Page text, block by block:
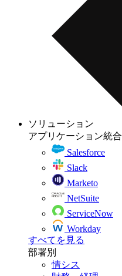
ソリューション
アプリケーション統合
Salesforce
Slack
Marketo
NetSuite
ServiceNow
Workday
すべてを見る
部署別
情シス